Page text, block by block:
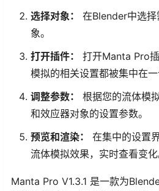
选择对象：
在Blender中选
象。
打开插件：
打开Manta Pro
模拟的相关设置都被集中在一
调整参数：
根据您的流体模
和效应器对象的设置参数。
预览和渲染：
在集中的设置
流体模拟效果，实时查看变化
Manta Pro V1.3.1 是一款为